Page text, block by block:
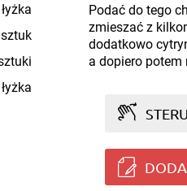
Podać do tego
zmieszać z
dodatkowo
a dopiero